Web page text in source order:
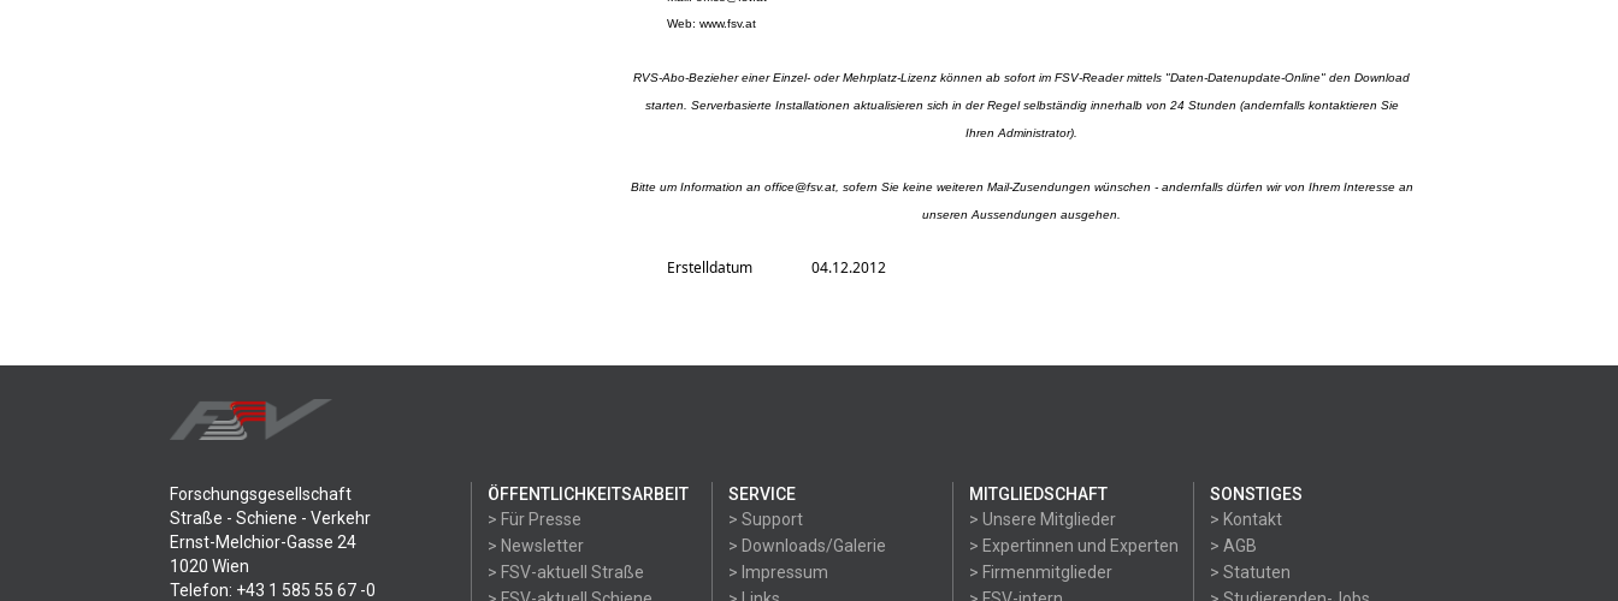
Web: www.fsv.at
RVS-Abo-Bezieher einer Einzel- oder Mehrplatz-Lizenz können ab sofort im FSV-Reader mittels "Daten-Datenupdate-Online" den Download
starten. Serverbasierte Installationen aktualisieren sich in der Regel selbständig innerhalb von 24 Stunden (andernfalls kontaktieren Sie
Ihren Administrator).
Bitte um Information an office@fsv.at, sofern Sie keine weiteren Mail-Zusendungen wünschen - andernfalls dürfen wir von Ihrem Interesse an
unseren Aussendungen ausgehen.
Erstelldatum 04.12.2012
Forschungsgesellschaft
Straße - Schiene - Verkehr
Ernst-Melchior-Gasse 24
1020 Wien
Telefon: +43 1 585 55 67 -0
ÖFFENTLICHKEITSARBEIT
> Für Presse
> Newsletter
> FSV-aktuell Straße
SERVICE
> Support
> Downloads/Galerie
> Impressum
MITGLIEDSCHAFT
> Unsere Mitglieder
> Expertinnen und Experten
> Firmenmitglieder
SONSTIGES
> Kontakt
> AGB
> Statuten